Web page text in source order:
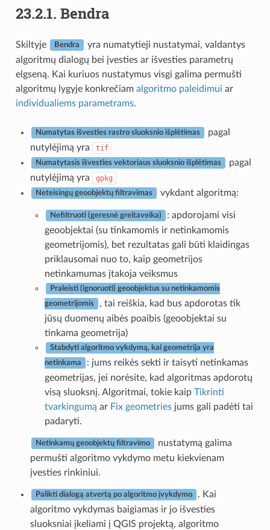
23.2.1. Bendra
Skiltyje Bendra
yra numatytieji nustatymai, valdantys
algoritmų dialogų bei įvesties ar išvesties parametrų
elgseną. Kai kuriuos nustatymus visgi galima permušti
algoritmų lygyje konkrečiam algoritmo paleidimui ar
individualiems parametrams.
Numatytas išvesties rastro sluoksnio išplėtimas
pagal
nutylėjimą yra
tif
Numatytasis išvesties vektoriaus sluoksnio išplėtimas
pagal
nutylėjimą yra
gpkg
Neteisingų geoobjektų filtravimas vykdant algoritmą:
Nefiltruoti (geresnė greitaveika)
: apdorojami visi
geoobjektai (su tinkamomis ir netinkamomis
geometrijomis), bet rezultatas gali būti klaidingas
priklausomai nuo to, kaip geometrijos
netinkamumas įtakoja veiksmus
Praleisti (ignoruoti) geoobjektus su netinkamomis
geometrijomis
, tai reiškia, kad bus apdorotas tik
jūsų duomenų aibės poaibis (geoobjektai su
tinkama geometrija)
Stabdyti algoritmo vykdymą, kai geometrija yra
netinkama
: jums reikės sekti ir taisyti netinkamas
geometrijas, jei norėsite, kad algoritmas apdorotų
visą sluoksnį. Algoritmai, tokie kaip Tikrinti
tvarkingumą ar Fix geometriesjums gali padėti tai
padaryti.
Netinkamų geoobjektų filtravimo
nustatymą galima
permušti algoritmo vykdymo metu kiekvienam
įvesties rinkiniui.
Palikti dialogą atvertą po algoritmo įvykdymo
. Kai
algoritmo vykdymas baigiamas ir jo išvesties
sluoksniai įkeliami į QGIS projektą, algoritmo